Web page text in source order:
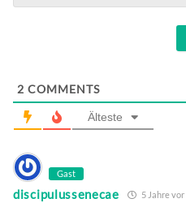
2 COMMENTS
Älteste
Gast
discipulussenecae 5 Jahre vor